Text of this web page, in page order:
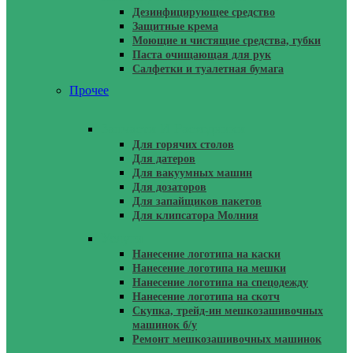
Дезинфицирующее средство
Защитные крема
Моющие и чистящие средства, губки
Паста очищающая для рук
Салфетки и туалетная бумага
Прочее
Для горячих столов
Для датеров
Для вакуумных машин
Для дозаторов
Для запайщиков пакетов
Для клипсатора Молния
Нанесение логотипа на каски
Нанесение логотипа на мешки
Нанесение логотипа на спецодежду
Нанесение логотипа на скотч
Скупка, трейд-ин мешкозашивочных
машинок б/у
Ремонт мешкозашивочных машинок